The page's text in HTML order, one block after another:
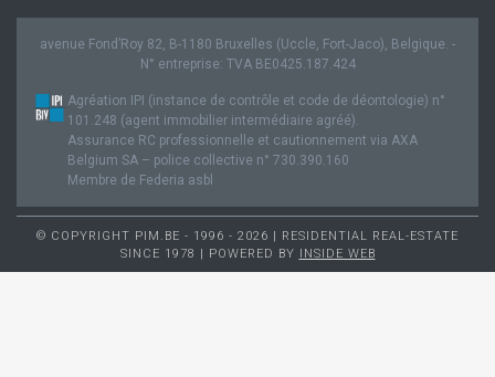
avenue Fond’Roy 82, B-1180 Bruxelles (Uccle, Fort-Jaco), Belgique. -
N° entreprise: TVA BE0425.187.424
Agréation IPI (instance de contrôle et code de déontologie) n°
101.248 (agent immobilier intermédiaire agréé).
Assurance RC professionnelle et cautionnement via AXA
Belgium SA – police collective n° 730.390.160
Membre de Federia asbl
© COPYRIGHT PIM.BE - 1996 - 2026 | RESIDENTIAL REAL-ESTATE
SINCE 1978 | POWERED BY INSIDE WEB